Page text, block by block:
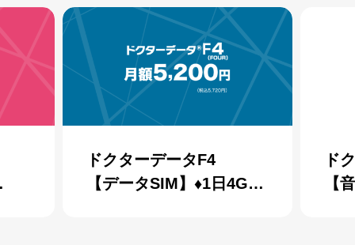
ドクターデータF4
【データSIM】♦︎1日4GB
ド
【